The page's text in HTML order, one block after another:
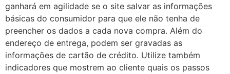
ganhará em agilidade se o site salvar as informações
básicas do consumidor para que ele não tenha de
preencher os dados a cada nova compra. Além do
endereço de entrega, podem ser gravadas as
informações de cartão de crédito. Utilize também
indicadores que mostrem ao cliente quais os passos